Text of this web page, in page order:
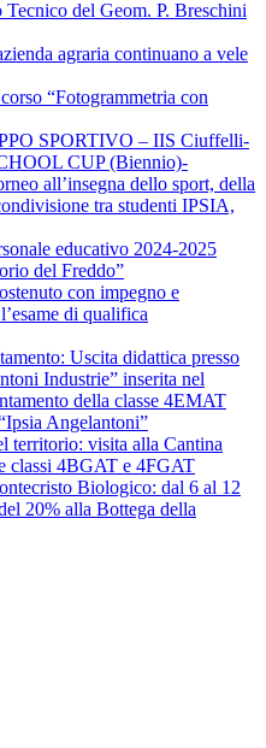
Tecnico del Geom. P. Breschini
agraria continuano a vele
“Fotogrammetria con
SPORTIVO – IIS Ciuffelli-
CUP (Biennio)-
all’insegna dello sport, della
tra studenti IPSIA,
educativo 2024-2025
del Freddo”
con impegno e
di qualifica
Uscita didattica presso
Industrie” inserita nel
della classe 4EMAT
Angelantoni”
territorio: visita alla Cantina
classi 4BGAT e 4FGAT
Biologico: dal 6 al 12
20% alla Bottega della